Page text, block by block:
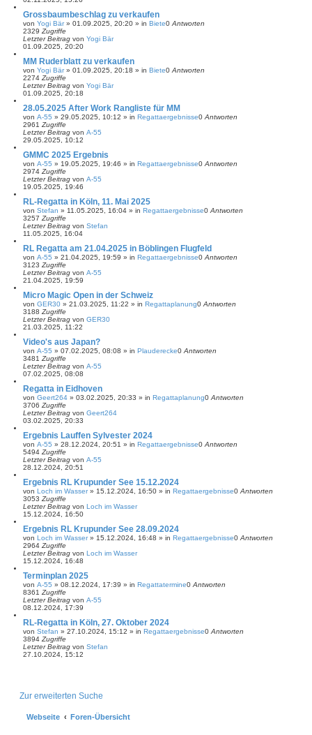
Grossbaumbeschlag zu verkaufen
von Yogi Bär» 01.09.2025, 20:20 » in Biete0 Antworten
2329 Zugriffe
Letzter Beitrag von Yogi Bär
01.09.2025, 20:20
MM Ruderblatt zu verkaufen
von Yogi Bär» 01.09.2025, 20:18 » in Biete0 Antworten
2274 Zugriffe
Letzter Beitrag von Yogi Bär
01.09.2025, 20:18
28.05.2025 After Work Rangliste für MM
von A-55 » 29.05.2025, 10:12 » in Regattaergebnisse0 Antworten
2961 Zugriffe
Letzter Beitrag von A-55
29.05.2025, 10:12
GMMC 2025 Ergebnis
von A-55 » 19.05.2025, 19:46 » in Regattaergebnisse0 Antworten
2974 Zugriffe
Letzter Beitrag von A-55
19.05.2025, 19:46
RL-Regatta in Köln, 11. Mai 2025
von Stefan » 11.05.2025, 16:04 » in Regattaergebnisse0 Antworten
3257 Zugriffe
Letzter Beitrag von Stefan
11.05.2025, 16:04
RL Regatta am 21.04.2025 in Böblingen Flugfeld
von A-55 » 21.04.2025, 19:59 » in Regattaergebnisse0 Antworten
3123 Zugriffe
Letzter Beitrag von A-55
21.04.2025, 19:59
Micro Magic Open in der Schweiz
von GER30 » 21.03.2025, 11:22 » in Regattaplanung0 Antworten
3188 Zugriffe
Letzter Beitrag von GER30
21.03.2025, 11:22
Video's aus Japan?
von A-55 » 07.02.2025, 08:08 » in Plauderecke0 Antworten
3481 Zugriffe
Letzter Beitrag von A-55
07.02.2025, 08:08
Regatta in Eidhoven
von Geert264 » 03.02.2025, 20:33 » in Regattaplanung0 Antworten
3706 Zugriffe
Letzter Beitrag von Geert264
03.02.2025, 20:33
Ergebnis Lauffen Sylvester 2024
von A-55 » 28.12.2024, 20:51 » in Regattaergebnisse0 Antworten
5494 Zugriffe
Letzter Beitrag von A-55
28.12.2024, 20:51
Ergebnis RL Krupunder See 15.12.2024
von Loch im Wasser» 15.12.2024, 16:50 » in Regattaergebnisse0 Antworten
3053 Zugriffe
Letzter Beitrag von Loch im Wasser
15.12.2024, 16:50
Ergebnis RL Krupunder See 28.09.2024
von Loch im Wasser» 15.12.2024, 16:48 » in Regattaergebnisse0 Antworten
2964 Zugriffe
Letzter Beitrag von Loch im Wasser
15.12.2024, 16:48
Terminplan 2025
von A-55 » 08.12.2024, 17:39 » in Regattatermine0 Antworten
8361 Zugriffe
Letzter Beitrag von A-55
08.12.2024, 17:39
RL-Regatta in Köln, 27. Oktober 2024
von Stefan » 27.10.2024, 15:12 » in Regattaergebnisse0 Antworten
3894 Zugriffe
Letzter Beitrag von Stefan
27.10.2024, 15:12
Zur erweiterten Suche
Webseite Foren-Übersicht